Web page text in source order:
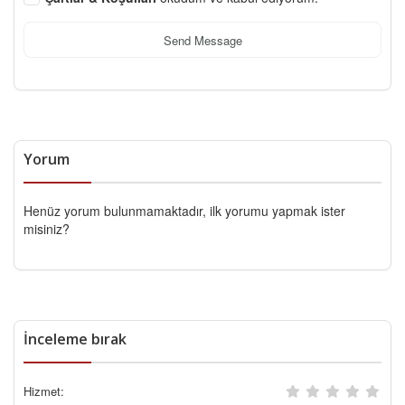
Send Message
Yorum
Henüz yorum bulunmamaktadır, ilk yorumu yapmak ister
misiniz?
İnceleme bırak
Hizmet: